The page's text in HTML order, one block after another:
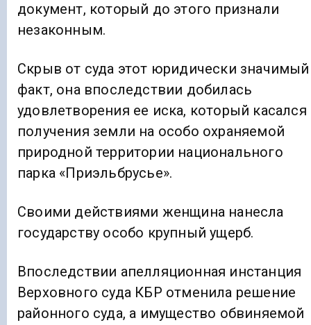
документ, который до этого признали
незаконным.
Скрыв от суда этот юридически значимый
факт, она впоследствии добилась
удовлетворения ее иска, который касался
получения земли на особо охраняемой
природной территории национального
парка «Приэльбрусье».
Своими действиями женщина нанесла
государству особо крупный ущерб.
Впоследствии апелляционная инстанция
Верховного суда КБР отменила решение
районного суда, а имущество обвиняемой